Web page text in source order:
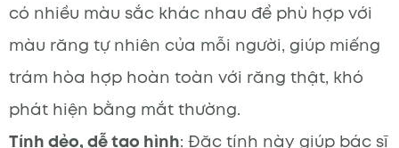
có nhiều màu sắc khác nhau để phù hợp với
màu răng tự nhiên của mỗi người, giúp miếng
trám hòa hợp hoàn toàn với răng thật, khó
phát hiện bằng mắt thường.
Tính dẻo, dễ tạo hình: Đặc tính này giúp bác sĩ